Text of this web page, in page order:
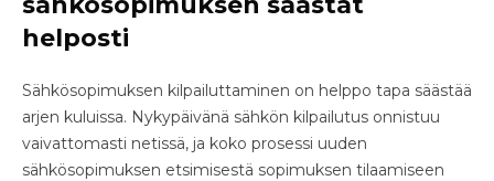
helposti
Sähkösopimuksen kilpailuttaminen on helppo tapa säästää
arjen kuluissa. Nykypäivänä sähkön kilpailutus onnistuu
vaivattomasti netissä, ja koko prosessi uuden
sähkösopimuksen etsimisestä sopimuksen tilaamiseen